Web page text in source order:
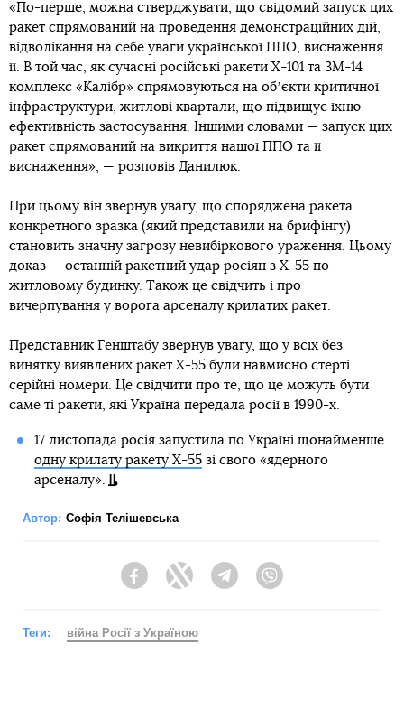
«По-перше, можна стверджувати, що свідомий запуск цих
ракет спрямований на проведення демонстраційних дій,
відволікання на себе уваги української ППО, виснаження
її. В той час, як сучасні російські ракети Х-101 та 3М-14
комплекс «Калібр» спрямовуються на обʼєкти критичної
інфраструктури, житлові квартали, що підвищує їхню
ефективність застосування. Іншими словами — запуск цих
ракет спрямований на викриття нашої ППО та її
виснаження», — розповів Данилюк.
При цьому він звернув увагу, що споряджена ракета
конкретного зразка (який представили на брифінгу)
становить значну загрозу невибіркового ураження. Цьому
доказ — останній ракетний удар росіян з Х-55 по
житловому будинку. Також це свідчить і про
вичерпування у ворога арсеналу крилатих ракет.
Представник Генштабу звернув увагу, що у всіх без
винятку виявлених ракет Х-55 були навмисно стерті
серійні номери. Це свідчити про те, що це можуть бути
саме ті ракети, які Україна передала росії в 1990-х.
17 листопада росія запустила по Україні щонайменше
одну крилату ракету Х-55зі свого «ядерного
арсеналу».
Автор: Софія Телішевська
FacebookTwitter Telegram
Теги: війна Росії з Україною